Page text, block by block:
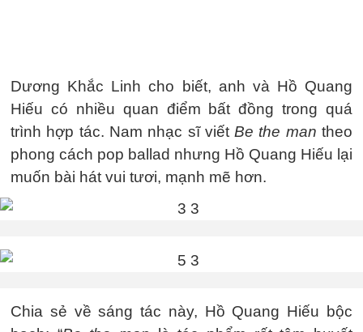
Dương Khắc Linh cho biết, anh và Hồ Quang
Hiếu có nhiều quan điểm bất đồng trong quá
trình hợp tác. Nam nhạc sĩ viếtBe the man theo
phong cách pop ballad nhưng Hồ Quang Hiếu lại
muốn bài hát vui tươi, mạnh mẽ hơn.
Chia sẻ về sáng tác này, Hồ Quang Hiếu bộc